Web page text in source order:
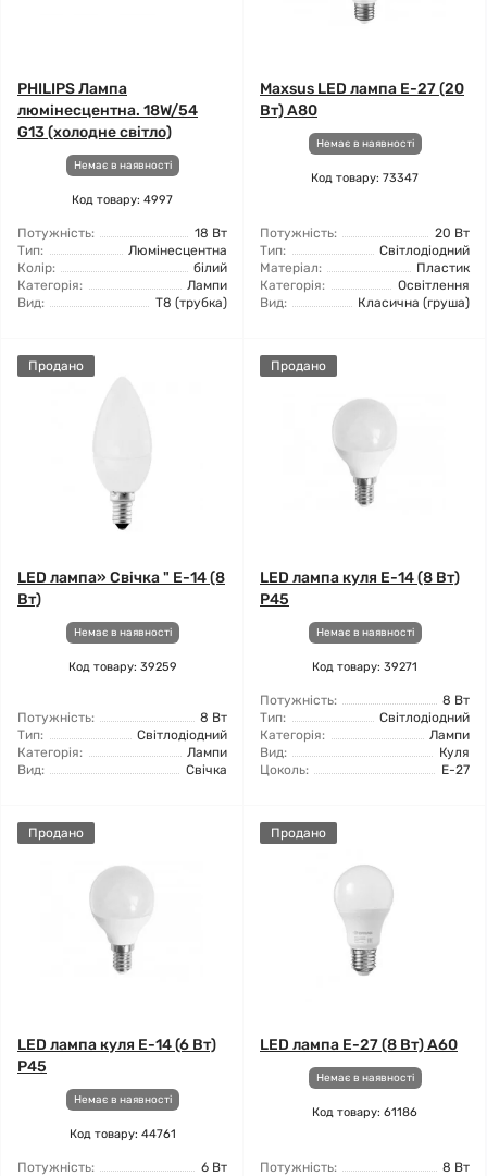
PHILIPS Лампа
люмінесцентна. 18W/54
G13 (холодне світло)
Немає в наявності
Код товару: 4997
Потужність:
18 Вт
Тип:
Люмінесцентна
Колір:
білий
Категорія:
Лампи
Вид:
T8 (трубка)
Maxsus LED лампа E-27 (20
Вт) A80
Немає в наявності
Код товару: 73347
Потужність:
20 Вт
Тип:
Світлодіодний
Матеріал:
Пластик
Категорія:
Освітлення
Вид:
Класична (груша)
Продано
LED лампа» Свічка " E-14 (8
Вт)
Немає в наявності
Код товару: 39259
Потужність:
8 Вт
Тип:
Світлодіодний
Категорія:
Лампи
Вид:
Свічка
Продано
LED лампа куля E-14 (8 Вт)
Р45
Немає в наявності
Код товару: 39271
Потужність:
8 Вт
Тип:
Світлодіодний
Категорія:
Лампи
Вид:
Куля
Цоколь:
Е-27
Продано
LED лампа куля E-14 (6 Вт)
Р45
Немає в наявності
Код товару: 44761
Потужність:
6 Вт
Продано
LED лампа E-27 (8 Вт) A60
Немає в наявності
Код товару: 61186
Потужність:
8 Вт